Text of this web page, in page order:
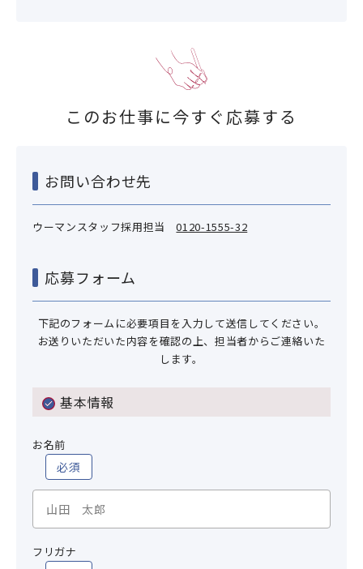
このお仕事に今すぐ応募する
お問い合わせ先
ウーマンスタッフ採用担当0120-1555-32
応募フォーム
下記のフォームに必要項目を入力して送信してください。
お送りいただいた内容を確認の上、担当者からご連絡いた
します。
基本情報
お名前
必須
フリガナ